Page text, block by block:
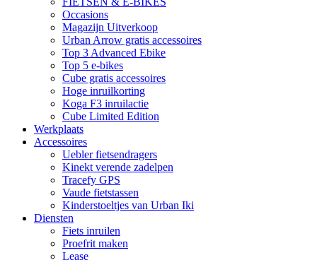
Occasions
Magazijn Uitverkoop
Urban Arrow gratis accessoires
Top 3 Advanced Ebike
Top 5 e-bikes
Cube gratis accessoires
Hoge inruilkorting
Koga F3 inruilactie
Cube Limited Edition
Werkplaats
Accessoires
Uebler fietsendragers
Kinekt verende zadelpen
Tracefy GPS
Vaude fietstassen
Kinderstoeltjes van Urban Iki
Diensten
Fiets inruilen
Proefrit maken
Lease